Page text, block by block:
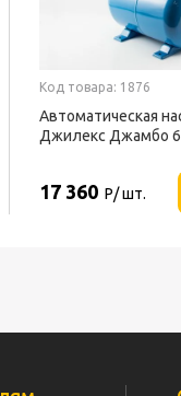
Код товара: 1876
Автоматическая
Джилекс Джамбо
17 360 Р/ шт.